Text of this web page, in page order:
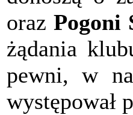
orazPogoni
żądania
pewni, w
występował